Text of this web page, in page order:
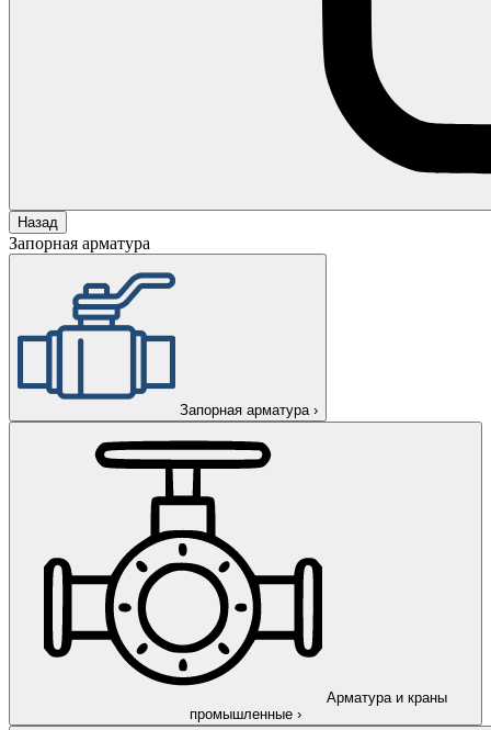
Назад
Запорная арматура
Запорная арматура ›
Арматура и краны
промышленные ›